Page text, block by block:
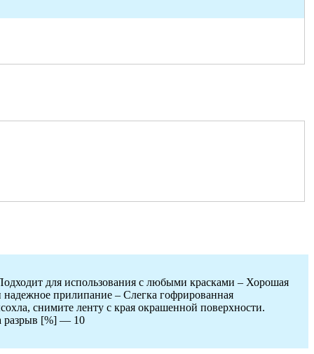
для использования с любыми красками – Хорошая
прилипание – Слегка гофрированная
снимите ленту с края окрашенной поверхности.
разрыв [%] — 10